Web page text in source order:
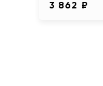
3 862 ₽